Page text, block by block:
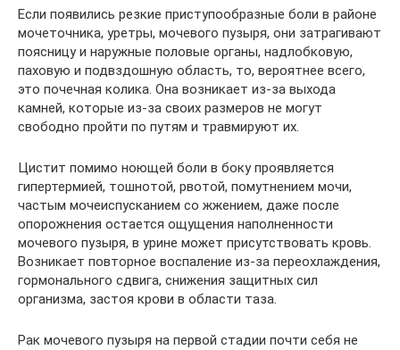
Если появились резкие приступообразные боли в районе
мочеточника, уретры, мочевого пузыря, они затрагивают
поясницу и наружные половые органы, надлобковую,
паховую и подвздошную область, то, вероятнее всего,
это почечная колика. Она возникает из-за выхода
камней, которые из-за своих размеров не могут
свободно пройти по путям и травмируют их.
Цистит помимо ноющей боли в боку проявляется
гипертермией, тошнотой, рвотой, помутнением мочи,
частым мочеиспусканием со жжением, даже после
опорожнения остается ощущения наполненности
мочевого пузыря, в урине может присутствовать кровь.
Возникает повторное воспаление из-за переохлаждения,
гормонального сдвига, снижения защитных сил
организма, застоя крови в области таза.
Рак мочевого пузыря на первой стадии почти себя не